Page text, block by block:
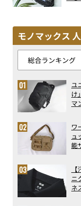
モノマックス
ユ
け
マ
ト
ワ
ュ
能
記
（
ニ
ネ